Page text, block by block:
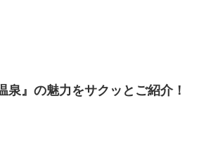
泉』の魅力をサクッとご紹介！